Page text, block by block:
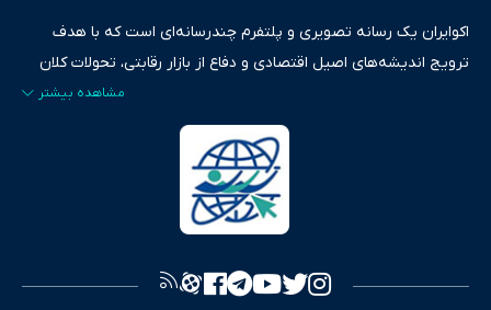
اکوایران یک رسانه تصویری و پلتفرم چندرسانه‌ای است که با هدف
ترویج اندیشه‌های اصیل اقتصادی و دفاع از بازار رقابتی، تحولات کلان
ایران و جهان را در قالب‌های ویدیو، پادکست، متن و گزارش‌های تحلیلی
پایش می‌کند. این رسانه به عنوان منبعی دقیق و قابل اعتماد، فراتر از
اطلاع‌رسانی صرف، به تبیین سیاست‌ها و کارکردهای بازارهای مالی،
سرمایه‌گذاری، تجارت و حوزه‌های نوظهور می‌پردازد. اکوایران با پایبندی
به اصول «انصاف، امانت و صداقت»، بستری برای انعکاس آراء متنوع
تصویری شفاف از واقعیت‌های اقتصادی ارائه دهد. ما در اکوایران با